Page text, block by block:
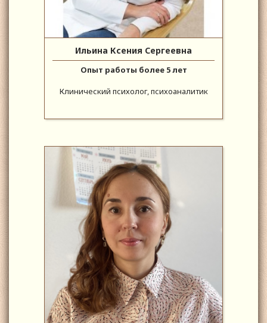
Ильина Ксения Сергеевна
Опыт работы более 5 лет
Клинический психолог, психоаналитик